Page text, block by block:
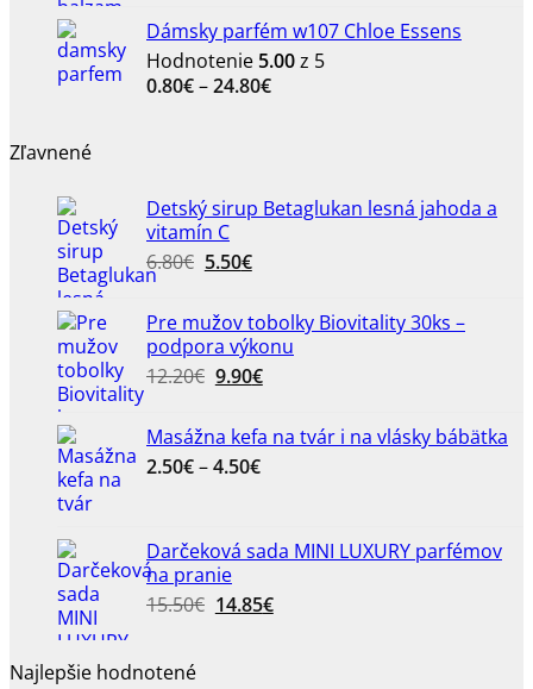
Dámsky parfém w107 Chloe Essens
Hodnotenie 5.00z 5
0.80€–24.80€Price
Zľavnené
Detský sirup Betaglukan lesná jahoda a
vitamín C
6.80€ Pôvodná
bola:
6.80€.
5.50€Aktuálna
je:
5.50€.
Pre mužov tobolky Biovitality 30ks –
podpora výkonu
12.20€ Pôvodná
bola:
12.20€.
9.90€Aktuálna
9.90€.
Masážna kefa na tvár i na vlásky bábätka
2.50€–4.50€Price
through
4.50€
Darčeková sada MINI LUXURY parfémov
na pranie
15.50€ Pôvodná
14.85€Aktuálna
Najlepšie hodnotené